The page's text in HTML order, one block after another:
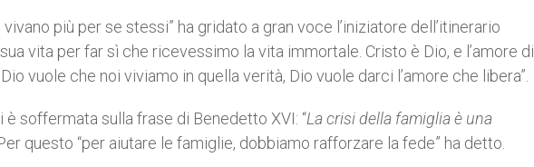
più per se stessi” ha gridato a gran voce l’iniziatore dell’itinerario
vita per far sì che ricevessimo la vita immortale. Cristo è Dio, e l’amore di
vuole che noi viviamo in quella verità, Dio vuole darci l’amore che libera”.
soffermata sulla frase di Benedetto XVI: “La crisi della famiglia è una
questo “per aiutare le famiglie, dobbiamo rafforzare la fede” ha detto.